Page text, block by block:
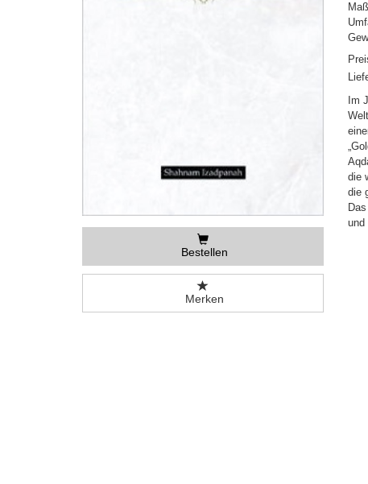
Bestellen
Merken
Im
die
die
und